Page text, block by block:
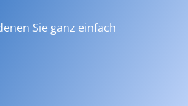
Sie ganz einfach